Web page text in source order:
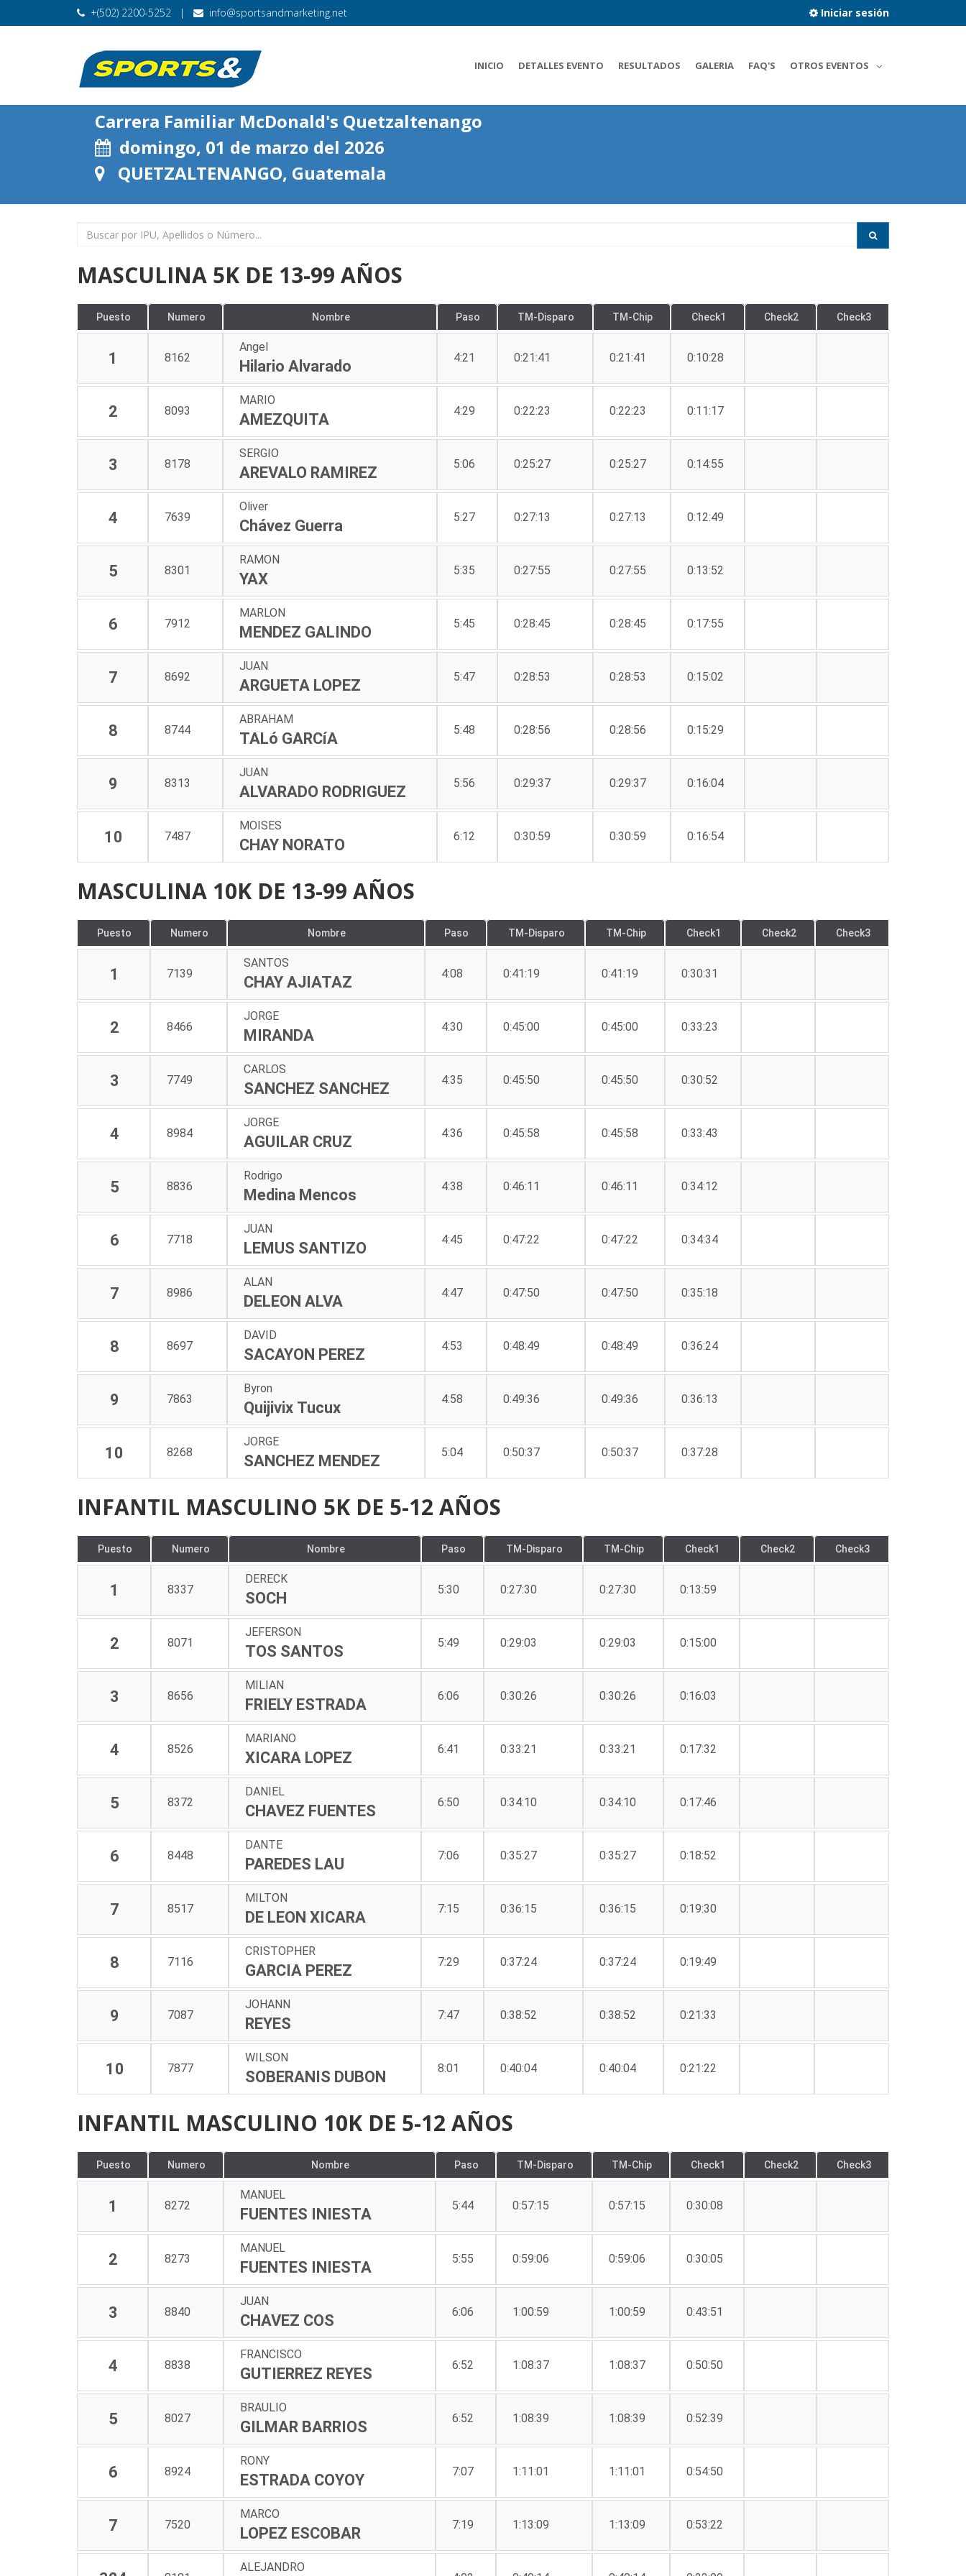
Iniciar sesión
+(502) 2200-5252 | info@sportsandmarketing.net
INICIO DETALLES EVENTO RESULTADOS GALERIA FAQ'S OTROS EVENTOS
Carrera Familiar McDonald's Quetzaltenango
domingo, 01 de marzo del 2026
QUETZALTENANGO, Guatemala
MASCULINA 5K DE 13-99 AÑOS
Puesto Numero Nombre Paso TM-Disparo TM-Chip Check1 Check2 Check3
1 8162
Angel
Hilario Alvarado 4:21 0:21:41 0:21:41 0:10:28
2 8093
MARIO
AMEZQUITA 4:29 0:22:23 0:22:23 0:11:17
3 8178
SERGIO
AREVALO RAMIREZ 5:06 0:25:27 0:25:27 0:14:55
4 7639
Oliver
Chávez Guerra 5:27 0:27:13 0:27:13 0:12:49
5 8301
RAMON
YAX 5:35 0:27:55 0:27:55 0:13:52
6 7912
MARLON
MENDEZ GALINDO 5:45 0:28:45 0:28:45 0:17:55
7 8692
JUAN
ARGUETA LOPEZ 5:47 0:28:53 0:28:53 0:15:02
8 8744
ABRAHAM
TALó GARCíA 5:48 0:28:56 0:28:56 0:15:29
9 8313
JUAN
ALVARADO RODRIGUEZ 5:56 0:29:37 0:29:37 0:16:04
10 7487
MOISES
CHAY NORATO 6:12 0:30:59 0:30:59 0:16:54
MASCULINA 10K DE 13-99 AÑOS
Puesto Numero Nombre Paso TM-Disparo TM-Chip Check1 Check2 Check3
1 7139
SANTOS
CHAY AJIATAZ 4:08 0:41:19 0:41:19 0:30:31
2 8466
JORGE
MIRANDA 4:30 0:45:00 0:45:00 0:33:23
3 7749
CARLOS
SANCHEZ SANCHEZ 4:35 0:45:50 0:45:50 0:30:52
4 8984
JORGE
AGUILAR CRUZ 4:36 0:45:58 0:45:58 0:33:43
5 8836
Rodrigo
Medina Mencos 4:38 0:46:11 0:46:11 0:34:12
6 7718
JUAN
LEMUS SANTIZO 4:45 0:47:22 0:47:22 0:34:34
7 8986
ALAN
DELEON ALVA 4:47 0:47:50 0:47:50 0:35:18
8 8697
DAVID
SACAYON PEREZ 4:53 0:48:49 0:48:49 0:36:24
9 7863
Byron
Quijivix Tucux 4:58 0:49:36 0:49:36 0:36:13
10 8268
JORGE
SANCHEZ MENDEZ 5:04 0:50:37 0:50:37 0:37:28
INFANTIL MASCULINO 5K DE 5-12 AÑOS
Puesto Numero Nombre Paso TM-Disparo TM-Chip Check1 Check2 Check3
1 8337
DERECK
SOCH 5:30 0:27:30 0:27:30 0:13:59
2 8071
JEFERSON
TOS SANTOS 5:49 0:29:03 0:29:03 0:15:00
3 8656
MILIAN
FRIELY ESTRADA 6:06 0:30:26 0:30:26 0:16:03
4 8526
MARIANO
XICARA LOPEZ 6:41 0:33:21 0:33:21 0:17:32
5 8372
DANIEL
CHAVEZ FUENTES 6:50 0:34:10 0:34:10 0:17:46
6 8448
DANTE
PAREDES LAU 7:06 0:35:27 0:35:27 0:18:52
7 8517
MILTON
DE LEON XICARA 7:15 0:36:15 0:36:15 0:19:30
8 7116
CRISTOPHER
GARCIA PEREZ 7:29 0:37:24 0:37:24 0:19:49
9 7087
JOHANN
REYES 7:47 0:38:52 0:38:52 0:21:33
10 7877
WILSON
SOBERANIS DUBON 8:01 0:40:04 0:40:04 0:21:22
INFANTIL MASCULINO 10K DE 5-12 AÑOS
Puesto Numero Nombre Paso TM-Disparo TM-Chip Check1 Check2 Check3
1 8272
MANUEL
FUENTES INIESTA 5:44 0:57:15 0:57:15 0:30:08
2 8273
MANUEL
FUENTES INIESTA 5:55 0:59:06 0:59:06 0:30:05
3 8840
JUAN
CHAVEZ COS 6:06 1:00:59 1:00:59 0:43:51
4 8838
FRANCISCO
GUTIERREZ REYES 6:52 1:08:37 1:08:37 0:50:50
5 8027
BRAULIO
GILMAR BARRIOS 6:52 1:08:39 1:08:39 0:52:39
6 8924
RONY
ESTRADA COYOY 7:07 1:11:01 1:11:01 0:54:50
7 7520
MARCO
LOPEZ ESCOBAR 7:19 1:13:09 1:13:09 0:53:22
ALEJANDRO